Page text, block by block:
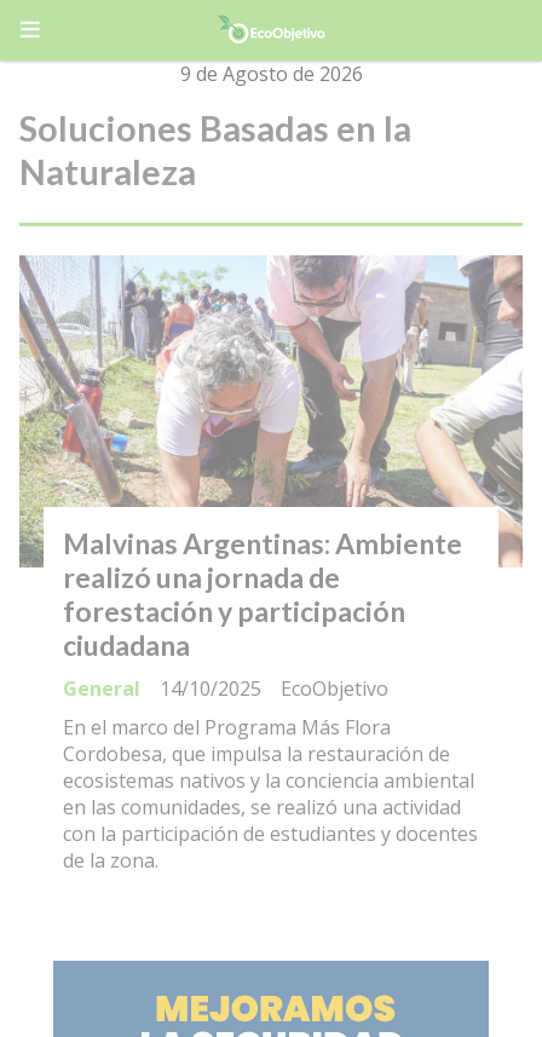
9 de Agosto de 2026
Soluciones Basadas en la
Naturaleza
Malvinas Argentinas: Ambiente
realizó una jornada de
forestación y participación
ciudadana
EcoObjetivo
General
14/10/2025
En el marco del Programa Más Flora
Cordobesa, que impulsa la restauración de
ecosistemas nativos y la conciencia ambiental
en las comunidades, se realizó una actividad
con la participación de estudiantes y docentes
de la zona.